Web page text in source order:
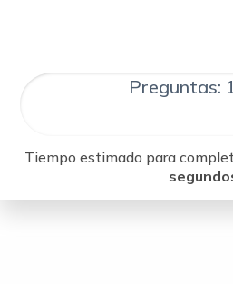
Preguntas:
Tiempo estimado para